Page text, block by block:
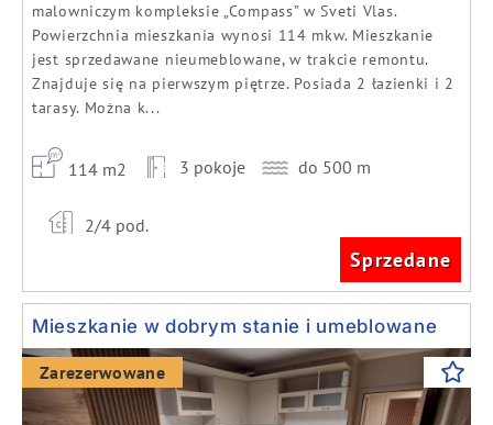
malowniczym kompleksie „Compass” w Sveti Vlas.
Powierzchnia mieszkania wynosi 114 mkw. Mieszkanie
jest sprzedawane nieumeblowane, w trakcie remontu.
Znajduje się na pierwszym piętrze. Posiada 2 łazienki i 2
tarasy. Można k...
114 m2 3 pokoje do 500 m
2/4 pod.
Sprzedane
Mieszkanie w dobrym stanie i umeblowane
Previous Next
Zarezerwowane